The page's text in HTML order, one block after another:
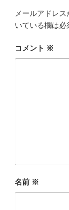
メールアドレス
いている欄は必
コメント ※
名前 ※